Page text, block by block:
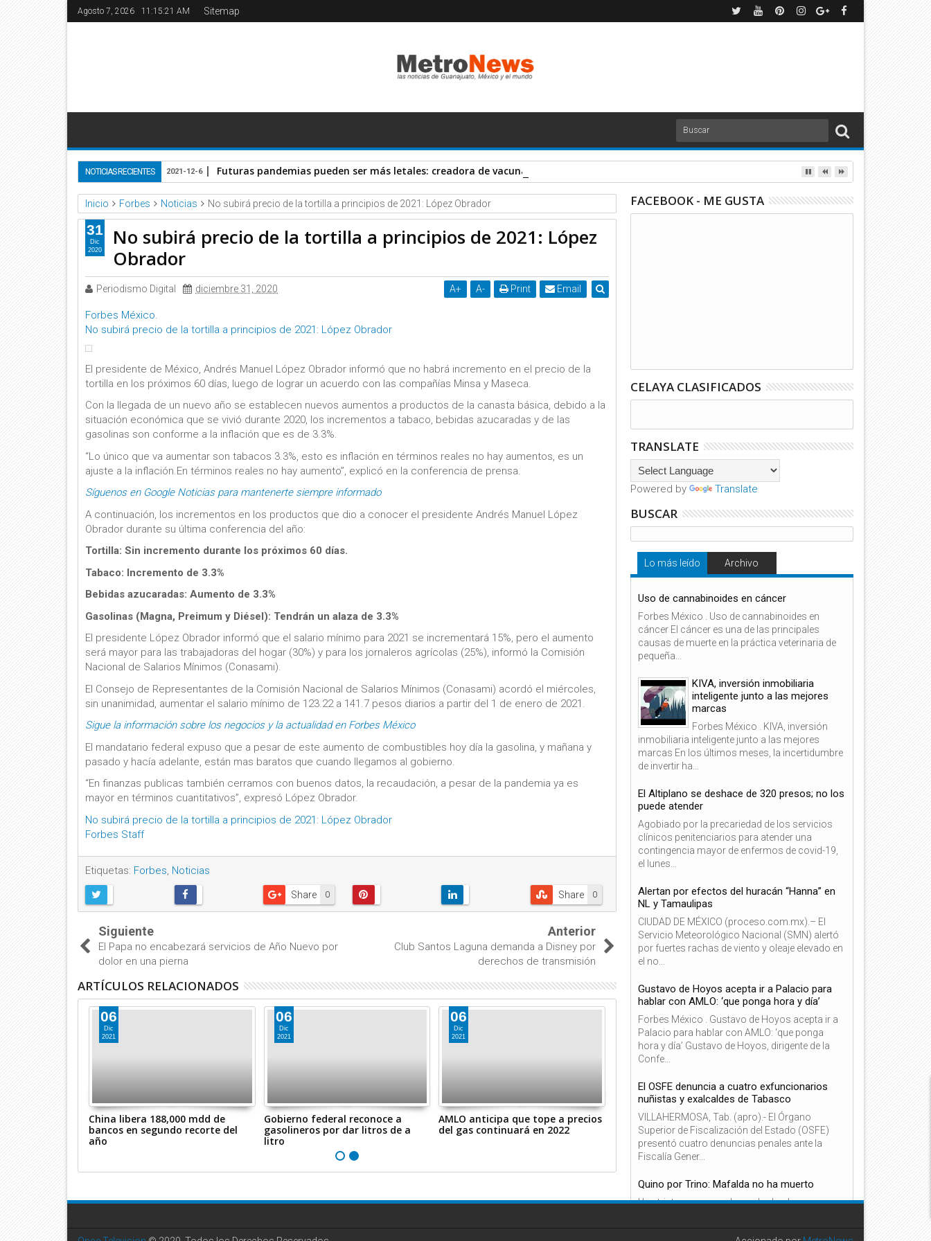
Agosto 7, 2026 11:15:22 AM Sitemap
NOTICIAS RECIENTES Futuras pandemias pueden ser más letales: creadora de vacuna AstraZeneca
2021-12-6
Inicio Forbes Noticias No subirá precio de la tortilla a principios de 2021: López Obrador
No subirá precio de la tortilla a principios de 2021: López
Obrador
Periodismo Digital diciembre 31, 2020 A+ A- Print Email
Forbes México.
No subirá precio de la tortilla a principios de 2021: López Obrador
El presidente de México, Andrés Manuel López Obrador informó que no habrá incremento en el precio de la
tortilla en los próximos 60 días, luego de lograr un acuerdo con las compañías Minsa y Maseca.
Con la llegada de un nuevo año se establecen nuevos aumentos a productos de la canasta básica, debido a la
situación económica que se vivió durante 2020, los incrementos a tabaco, bebidas azucaradas y de las
gasolinas son conforme a la inflación que es de 3.3%.
“Lo único que va aumentar son tabacos 3.3%, esto es inflación en términos reales no hay aumentos, es un
ajuste a la inflación.En términos reales no hay aumento”, explicó en la conferencia de prensa.
Síguenos en Google Noticias para mantenerte siempre informado
A continuación, los incrementos en los productos que dio a conocer el presidente Andrés Manuel López
Obrador durante su última conferencia del año:
Tortilla: Sin incremento durante los próximos 60 días.
Tabaco: Incremento de 3.3%
Bebidas azucaradas: Aumento de 3.3%
Gasolinas (Magna, Preimum y Diésel): Tendrán un alaza de 3.3%
El presidente López Obrador informó que el salario mínimo para 2021 se incrementará 15%, pero el aumento
será mayor para las trabajadoras del hogar (30%) y para los jornaleros agrícolas (25%), informó la Comisión
Nacional de Salarios Mínimos (Conasami).
El Consejo de Representantes de la Comisión Nacional de Salarios Mínimos (Conasami) acordó el miércoles,
sin unanimidad, aumentar el salario mínimo de 123.22 a 141.7 pesos diarios a partir del 1 de enero de 2021.
Sigue la información sobre los negocios y la actualidad en Forbes México
El mandatario federal expuso que a pesar de este aumento de combustibles hoy día la gasolina, y mañana y
pasado y hacía adelante, están mas baratos que cuando llegamos al gobierno.
“En finanzas publicas también cerramos con buenos datos, la recaudación, a pesar de la pandemia ya es
mayor en términos cuantitativos”, expresó López Obrador.
No subirá precio de la tortilla a principios de 2021: López Obrador
Forbes Staff
Etiquetas: Forbes, Noticias
0
Share 0
Share
31
Dic
2020
Siguiente
El Papa no encabezará servicios de Año Nuevo por
dolor en una pierna
Anterior
Club Santos Laguna demanda a Disney por
derechos de transmisión
ARTÍCULOS RELACIONADOS
06
Dic
2021
China libera 188,000 mdd de
bancos en segundo recorte del
año
06
Dic
2021
Gobierno federal reconoce a
gasolineros por dar litros de a
litro
06
Dic
2021
AMLO anticipa que tope a precios
del gas continuará en 2022
06
2021
México y España, países de OCDE
donde más subió el peso de
impuestos en 2020
06
2021
La SEC investiga a Tesla por
denuncia de defectos en los
paneles solares
FACEBOOK - ME GUSTA
CELAYA CLASIFICADOS
TRANSLATE
Powered by Translate
BUSCAR
Lo más leído Archivo
Uso de cannabinoides en cáncer
Forbes México . Uso de cannabinoides en
cáncer El cáncer es una de las principales
causas de muerte en la práctica veterinaria de
pequeña...
KIVA, inversión inmobiliaria
inteligente junto a las mejores
marcas
Forbes México . KIVA, inversión
inmobiliaria inteligente junto a las mejores
marcas En los últimos meses, la incertidumbre
de invertir ha...
El Altiplano se deshace de 320 presos; no los
puede atender
Agobiado por la precariedad de los servicios
clínicos penitenciarios para atender una
contingencia mayor de enfermos de covid-19,
el lunes...
Alertan por efectos del huracán “Hanna” en
NL y Tamaulipas
CIUDAD DE MÉXICO (proceso.com.mx).– El
Servicio Meteorológico Nacional (SMN) alertó
por fuertes rachas de viento y oleaje elevado en
el no...
Gustavo de Hoyos acepta ir a Palacio para
hablar con AMLO: ‘que ponga hora y día’
Forbes México . Gustavo de Hoyos acepta ir a
Palacio para hablar con AMLO: ‘que ponga
hora y día’ Gustavo de Hoyos, dirigente de la
Confe...
El OSFE denuncia a cuatro exfuncionarios
nuñistas y exalcaldes de Tabasco
VILLAHERMOSA, Tab. (apro).- El Órgano
Superior de Fiscalización del Estado (OSFE)
presentó cuatro denuncias penales ante la
Fiscalía Gener...
Quino por Trino: Mafalda no ha muerto
Una tristeza recorre el mundo desde